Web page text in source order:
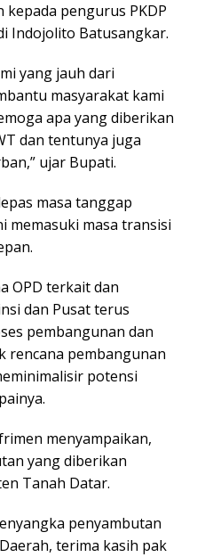
pengurus PKDP
Indojolito Batusangkar.
yang jauh dari
masyarakat kami
apa yang diberikan
dan tentunya juga
ujar Bupati.
masa tanggap
memasuki masa transisi
OPD terkait dan
dan Pusat terus
pembangunan dan
rencana pembangunan
potensi
menyampaikan,
yang diberikan
Tanah Datar.
penyambutan
terima kasih pak